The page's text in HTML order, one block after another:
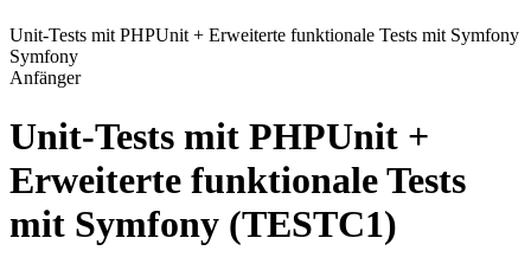
Unit-Tests mit PHPUnit + Erweiterte funktionale Tests mit Symfony
Symfony
Anfänger
Unit-Tests mit PHPUnit +
Erweiterte funktionale Tests
mit Symfony (TESTC1)